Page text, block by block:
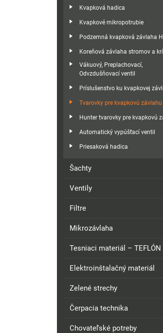
Kvapková hadica
Kvapkové mikropotrubie
Podzemná kvapková závlaha
Koreňová závlaha stromov a
Vákuový, Preplachovací,
Odvzdušňovací ventil
Príslušenstvo ku kvapkovej
Tvarovky pre kvapkovú závlahu
Hunter tvarovky pre kvapkovú
Automatický vypúšťací ventil
Priesaková hadica
Šachty
Ventily
Filtre
Mikrozávlaha
Tesniaci materiál – TEFLÓN
Elektroinštalačný materiál
Zelené strechy
Čerpacia technika
Chovateľské potreby